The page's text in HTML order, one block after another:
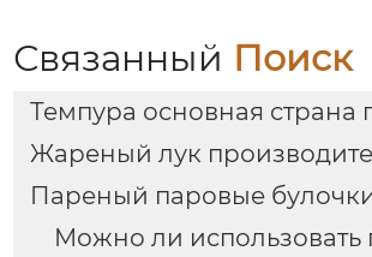
Связанный Поиск
Темпура основная страна
Жареный лук
Пареный паровые
Можно ли